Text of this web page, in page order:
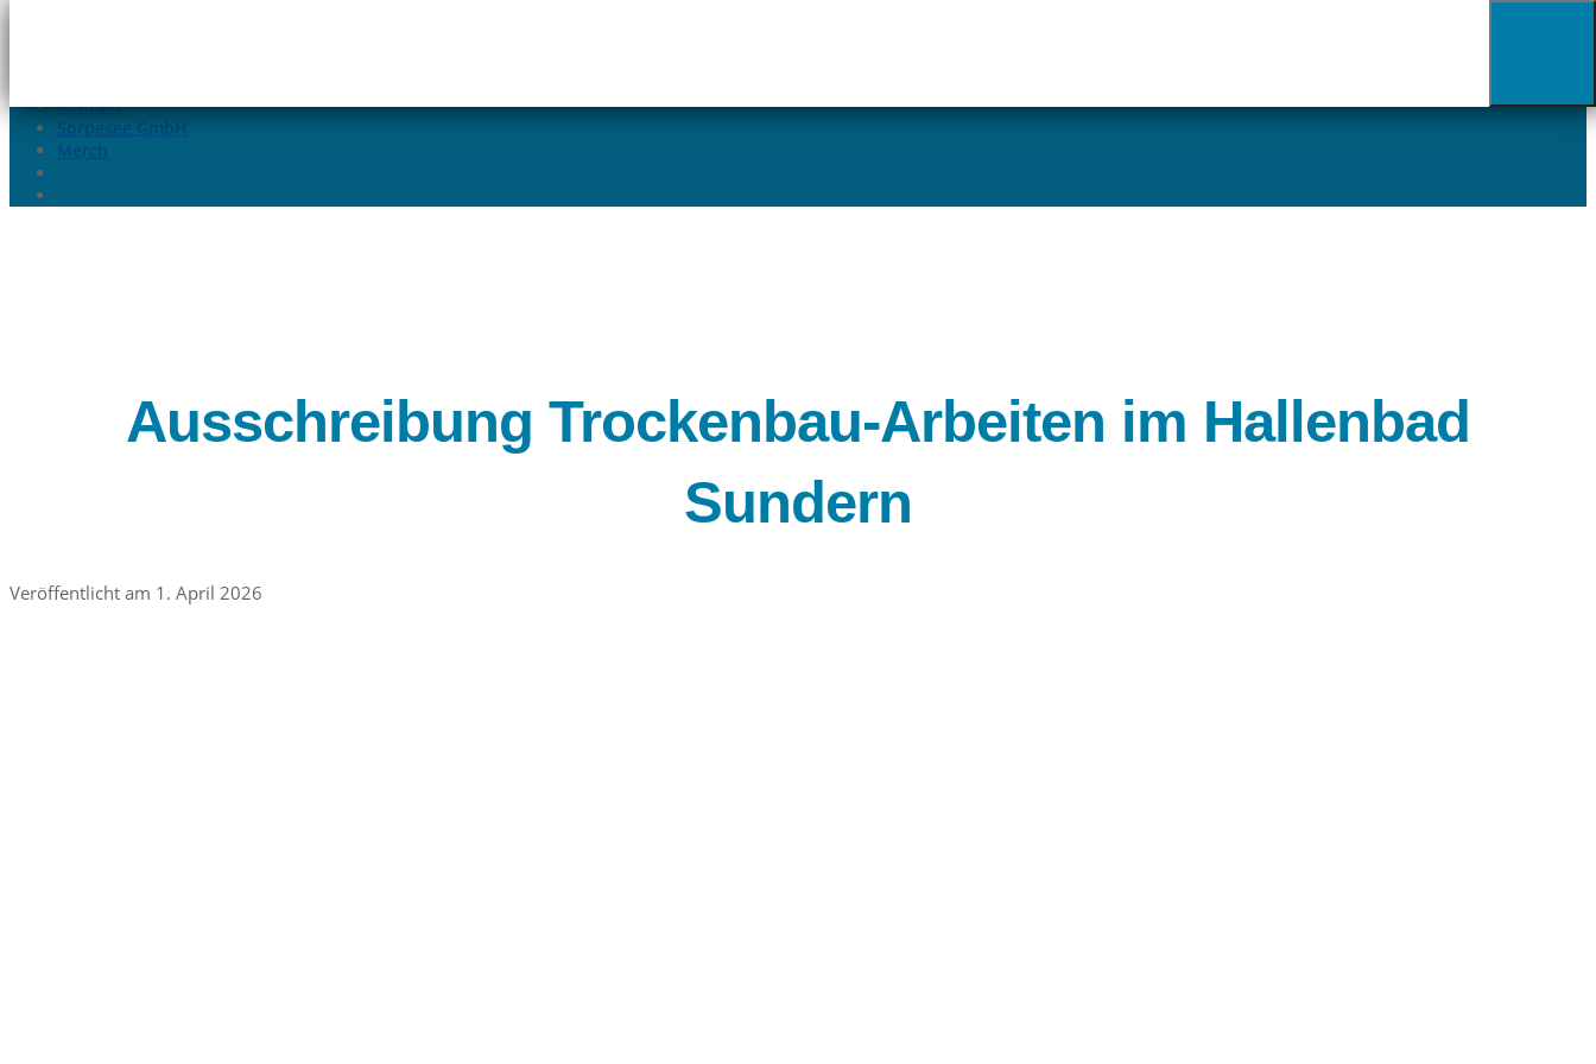
Kontakt
Sorpesee GmbH
Merch
Ausschreibung Trockenbau-Arbeiten im Hallenbad
Sundern
Veröffentlicht am 1. April 2026